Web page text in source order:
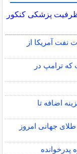
پزشکی کنکور
نفت آمریکا از
که ترامپ در
اضافه تا
جهانی امروز